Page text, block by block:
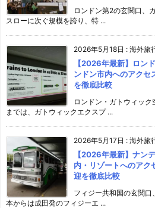
ロンドン第2の玄関口、
スローに次ぐ規模を誇り、特 ...
2026年5月18日 : 海外旅
【2026年最新】ロン
ンドン市内へのアクセ
を徹底比較
ロンドン・ガトウィッ
までは、ガトウィックエクスプ ...
2026年5月17日 : 海外旅
【2026年最新】ナン
内・リゾートへのアク
迎を徹底比較
フィジー共和国の玄関
本からは成田発のフィジーエ ...